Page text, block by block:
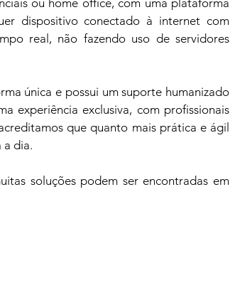
ou home office, com uma plataforma
dispositivo conectado à internet com
real, não fazendo uso de servidores
única e possui um suporte humanizado
experiência exclusiva, com profissionais
que quanto mais prática e ágil
a dia.
soluções podem ser encontradas em